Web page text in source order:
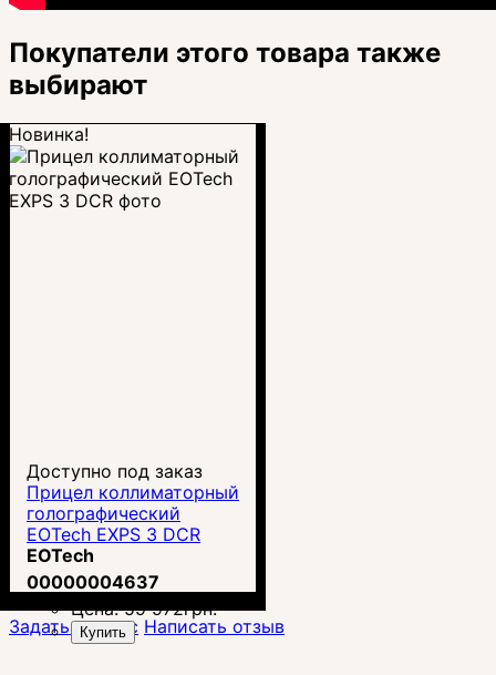
Покупатели этого товара также
выбирают
Новинка!
Доступно под заказ
Прицел коллиматорный
голографический
EOTech EXPS 3 DCR
EOTech
00000004637
Цена:59 972грн.
Купить
Задать вопрос Написать отзыв